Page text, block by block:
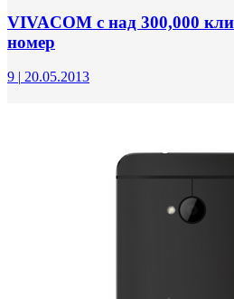
VIVACOM с над 300,000
номер
9 | 20.05.2013